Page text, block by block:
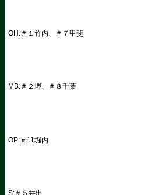
OH:＃１竹内、＃７甲斐
MB:＃２堺、＃８千葉
OP:＃11堀内
S:＃５井出